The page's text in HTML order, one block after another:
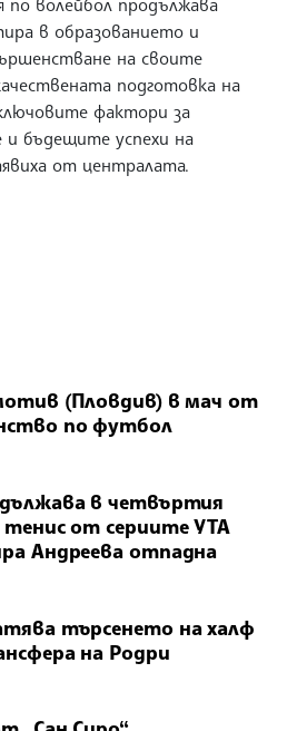
в образованието и
на своите
подготовка на
фактори за
бъдещите успехи на
от централата.
(Пловдив) в мач от
по футбол
в четвъртия
от сериите УТА
Андреева отпадна
търсенето на халф
на Родри